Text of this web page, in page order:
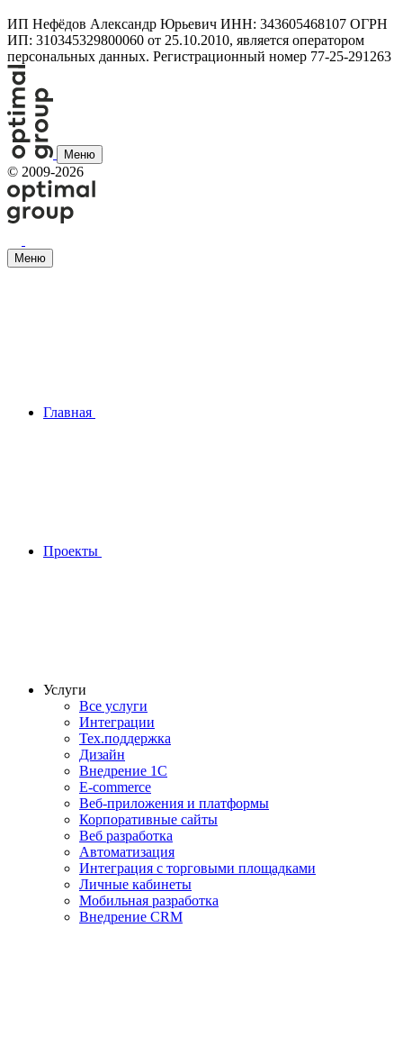
ИП Нефёдов Александр Юрьевич ИНН: 343605468107 ОГРН
ИП: 310345329800060 от 25.10.2010, является оператором
персональных данных. Регистрационный номер 77-25-291263
Меню
© 2009-2026
Меню
Главная
Проекты
Услуги
Все услуги
Интеграции
Тех.поддержка
Дизайн
Внедрение 1С
E-commerce
Веб-приложения и платформы
Корпоративные сайты
Веб разработка
Автоматизация
Интеграция с торговыми площадками
Личные кабинеты
Мобильная разработка
Внедрение CRM